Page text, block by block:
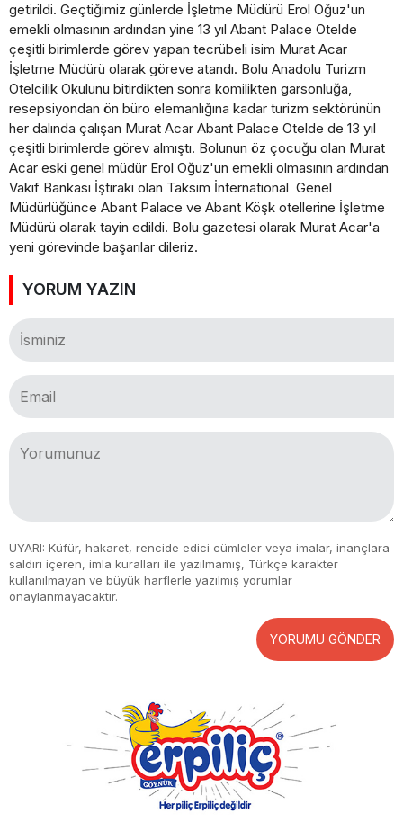
getirildi. Geçtiğimiz günlerde İşletme Müdürü Erol Oğuz'un
emekli olmasının ardından yine 13 yıl Abant Palace Otelde
çeşitli birimlerde görev yapan tecrübeli isim Murat Acar
İşletme Müdürü olarak göreve atandı. Bolu Anadolu Turizm
Otelcilik Okulunu bitirdikten sonra komilikten garsonluğa,
resepsiyondan ön büro elemanlığına kadar turizm sektörünün
her dalında çalışan Murat Acar Abant Palace Otelde de 13 yıl
çeşitli birimlerde görev almıştı. Bolunun öz çocuğu olan Murat
Acar eski genel müdür Erol Oğuz'un emekli olmasının ardından
Vakıf Bankası İştiraki olan Taksim İnternational Genel
Müdürlüğünce Abant Palace ve Abant Köşk otellerine İşletme
Müdürü olarak tayin edildi. Bolu gazetesi olarak Murat Acar'a
yeni görevinde başarılar dileriz.
YORUM YAZIN
UYARI: Küfür, hakaret, rencide edici cümleler veya imalar, inançlara
saldırı içeren, imla kuralları ile yazılmamış, Türkçe karakter
kullanılmayan ve büyük harflerle yazılmış yorumlar
onaylanmayacaktır.
YORUMU GÖNDER